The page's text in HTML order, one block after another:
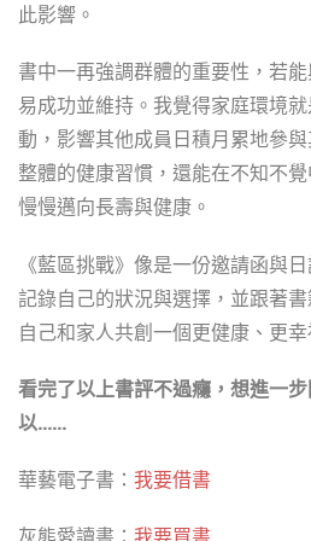
此影響。
書中一再強調群體的重要性，若
易成功並維持。我覺得家庭環境
動，影響其他成員日積月累地參
整體的健康習慣，還能在不知不
慢慢邁向長壽與健康。
《藍區挑戰》像是一份邀請函與
記錄自己的狀況與選擇，並跟著
自己和家人共創一個更健康、更幸
看完了以上書評不過癮，想進一
以……
華藝電子書： 我要借書